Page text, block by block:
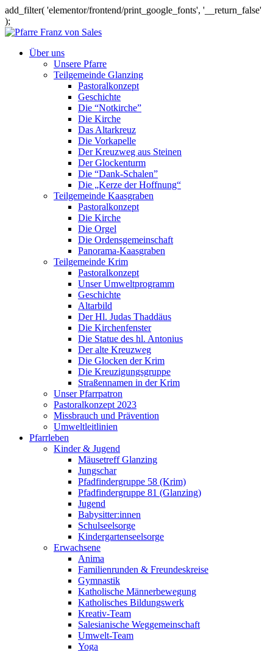
add_filter( 'elementor/frontend/print_google_fonts', '__return_false'
);
Über uns
Unsere Pfarre
Teilgemeinde Glanzing
Pastoralkonzept
Geschichte
Die “Notkirche”
Die Kirche
Das Altarkreuz
Die Vorkapelle
Der Kreuzweg aus Steinen
Der Glockenturm
Die “Dank-Schalen”
Die „Kerze der Hoffnung“
Teilgemeinde Kaasgraben
Pastoralkonzept
Die Kirche
Die Orgel
Die Ordensgemeinschaft
Panorama-Kaasgraben
Teilgemeinde Krim
Pastoralkonzept
Unser Umweltprogramm
Geschichte
Altarbild
Der Hl. Judas Thaddäus
Die Kirchenfenster
Die Statue des hl. Antonius
Der alte Kreuzweg
Die Glocken der Krim
Die Kreuzigungsgruppe
Straßennamen in der Krim
Unser Pfarrpatron
Pastoralkonzept 2023
Missbrauch und Prävention
Umweltleitlinien
Pfarrleben
Kinder & Jugend
Mäusetreff Glanzing
Jungschar
Pfadfindergruppe 58 (Krim)
Pfadfindergruppe 81 (Glanzing)
Jugend
Babysitter:innen
Schulseelsorge
Kindergartenseelsorge
Erwachsene
Anima
Familienrunden & Freundeskreise
Gymnastik
Katholische Männerbewegung
Katholisches Bildungswerk
Kreativ-Team
Salesianische Weggemeinschaft
Umwelt-Team
Yoga